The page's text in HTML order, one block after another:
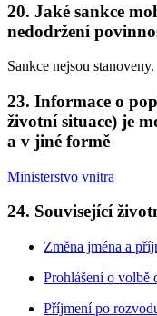
20. Jaké sankce
nedodržení
Sankce nejsou stanoveny.
23. Informace o
životní situace) je
a v jiné formě
Ministerstvo vnitra
24. Související
Změna jména a
Prohlášení o volbě
Příjmení po